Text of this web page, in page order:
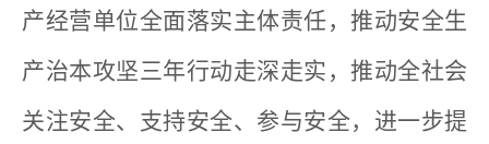
产经营单位全面落实主体责任，推动安全生
产治本攻坚三年行动走深走实，推动全社会
关注安全、支持安全、参与安全，进一步提